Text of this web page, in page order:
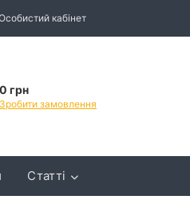
кабінет
0 грн
Зробити замовлення
Статті